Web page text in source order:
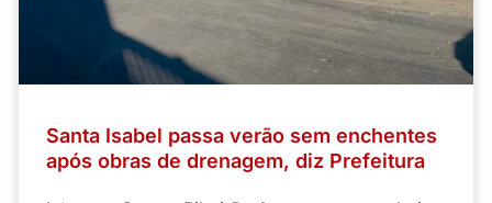
Santa Isabel passa verão sem enchentes
após obras de drenagem, diz Prefeitura